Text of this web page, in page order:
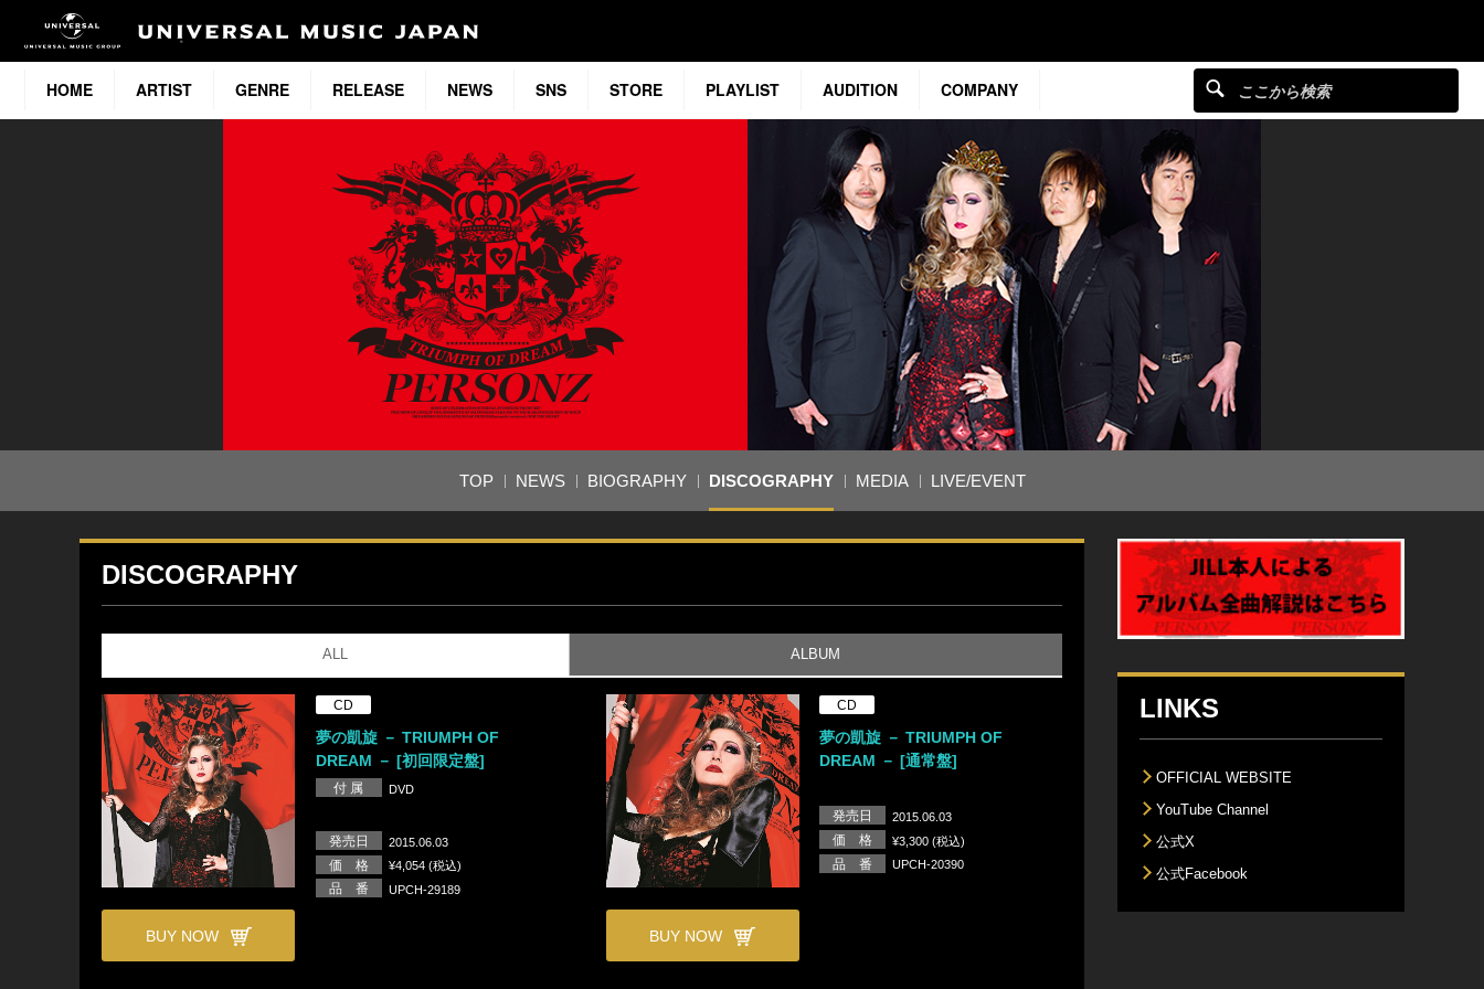
HOME ARTIST GENRE RELEASE NEWS SNS STORE PLAYLIST AUDITION COMPANY
TOP NEWS BIOGRAPHY DISCOGRAPHY MEDIA LIVE/EVENT
DISCOGRAPHY
ALL ALBUM
BUY NOW
CD
夢の凱旋 － TRIUMPH OF
DREAM － [初回限定盤]
付 属 DVD
発売日 2015.06.03
価 格 ¥4,054 (税込)
品 番 UPCH-29189
BUY NOW
CD
夢の凱旋 － TRIUMPH OF
DREAM － [通常盤]
発売日 2015.06.03
価 格 ¥3,300 (税込)
品 番 UPCH-20390
LINKS
OFFICIAL WEBSITE
YouTube Channel
公式X
公式Facebook